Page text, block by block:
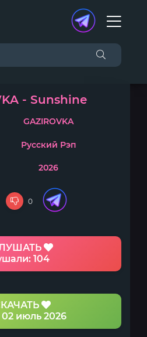
- Sunshine
GAZIROVKA
Русский Рэп
2026
0
104
июль 2026